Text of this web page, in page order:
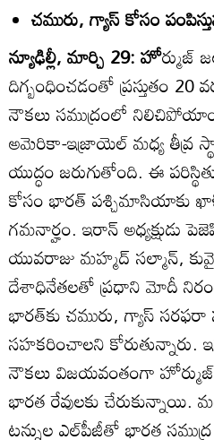
చమురు, గ్యాస్‌ కోసం
న్యూఢిల్లీ, మార్చి 29: హోర్ముజ్‌
దిగ్బంధించడంతో ప్రస్తుతం 20
నౌకలు సముద్రంలో
అమెరికా-ఇజ్రాయెల్‌ మధ్య తీవ్ర
యుద్ధం జరుగుతోంది. ఈ
కోసం భారత్‌ పశ్చిమాసియాకు ఖాళీ
గమనార్హం. ఇరాన్‌
యువరాజు మహ్మద్‌ సల్మాన్‌,
దేశాధినేతలతో ప్రధాని మోదీ
భారత్‌కు చమురు, గ్యాస్‌
సహకరించాలని కోరుతున్నారు.
నౌకలు విజయవంతంగా
భారత రేవులకు చేరుకున్నాయి.
టన్నుల ఎల్‌పీజీతో భారత